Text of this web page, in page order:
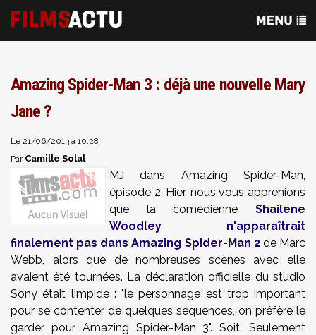
Amazing Spider-Man 3 : déjà une nouvelle Mary
Jane ?
Le 21/06/2013 à 10:28
Par Camille Solal
MJ dans Amazing Spider-Man,
épisode 2. Hier, nous vous apprenions
que la comédienne Shailene
Woodley n'apparaîtrait
finalement pas dans Amazing Spider-Man 2de Marc
Webb, alors que de nombreuses scènes avec elle
avaient été tournées. La déclaration officielle du studio
Sony était limpide : "le personnage est trop important
pour se contenter de quelques séquences, on préfère le
garder pour Amazing Spider-Man 3". Soit. Seulement